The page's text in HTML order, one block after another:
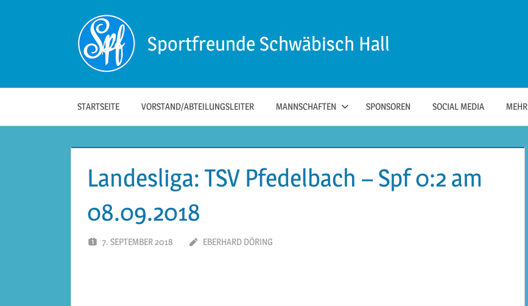
Sportfreunde Schwäbisch Hall
Die
offizielle
Sportfreunde
STARTSEITE VORSTAND/ABTEILUNGSLEITER MANNSCHAFTEN SPONSOREN SOCIAL MEDIA MEHR
Landesliga: TSV Pfedelbach – Spf 0:2 am
08.09.2018
7. SEPTEMBER 2018 EBERHARD DÖRING